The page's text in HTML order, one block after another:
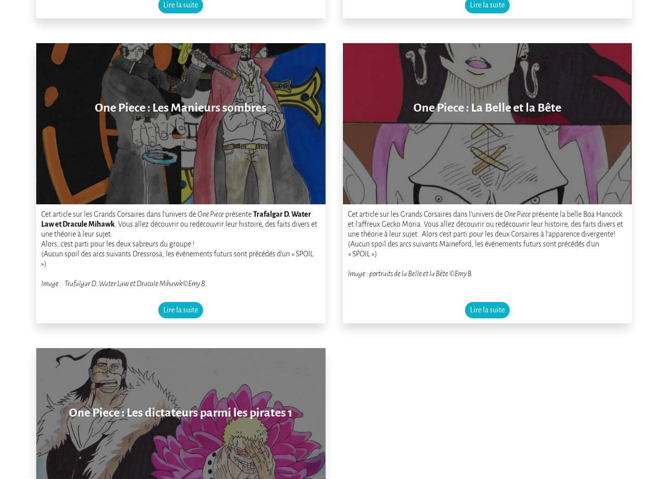
Lire la suite Lire la suite
One Piece : Les Manieurs sombres
Cet article sur les Grands Corsaires dans l’univers deOne Piece présenteTrafalgar D. Water
Law et Dracule Mihawk. Vous allez découvrir ou redécouvrir leur histoire, des faits divers et
une théorie à leur sujet.
Alors, c’est parti pour les deux sabreurs du groupe !
(Aucun spoil des arcs suivants Dressrosa, les événements futurs sont précédés d’un « SPOIL
»)
Image : Trafalgar D. Water Law et Dracule Mihawk©Emy B.
Lire la suite
One Piece : La Belle et la Bête
Cet article sur les Grands Corsaires dans l’univers deOne Pieceprésente la belle Boa Hancock
et l’affreux Gecko Moria. Vous allez découvrir ou redécouvrir leur histoire, des faits divers et
une théorie à leur sujet. Alors c’est parti pour les deux Corsaires à l’apparence divergente!
(Aucun spoil des arcs suivants Maineford, les événements futurs sont précédés d’un
« SPOIL »)
Image : portraits de la Belle et la Bête ©Emy B.
Lire la suite
One Piece : Les dictateurs parmi les pirates 1